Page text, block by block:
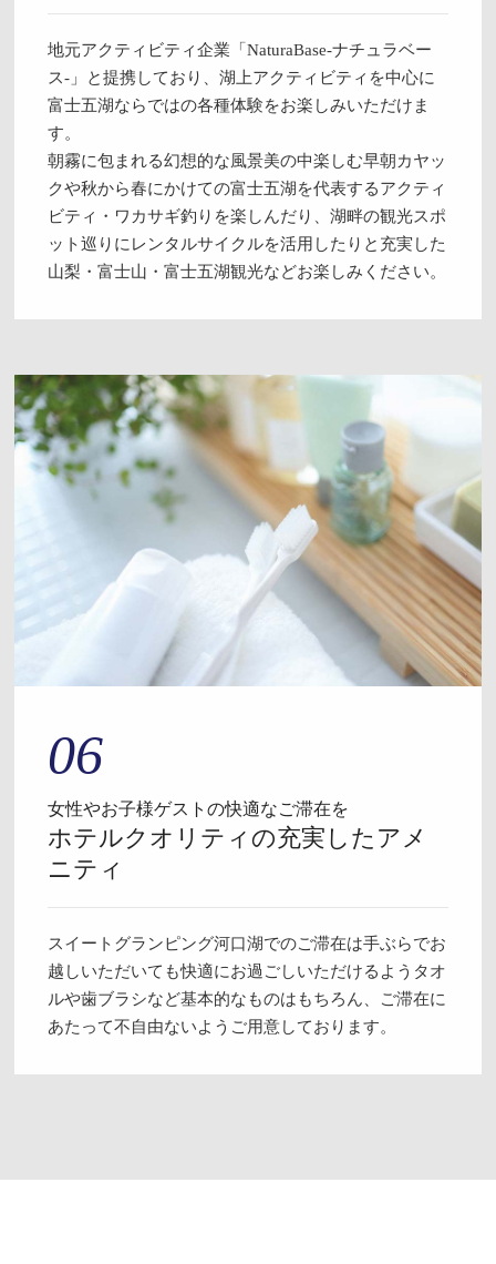
地元アクティビティ企業「NaturaBase-ナチュラベー
ス-」と提携しており、湖上アクティビティを中心に
富士五湖ならではの各種体験をお楽しみいただけま
す。
朝霧に包まれる幻想的な風景美の中楽しむ早朝カヤッ
クや秋から春にかけての富士五湖を代表するアクティ
ビティ・ワカサギ釣りを楽しんだり、湖畔の観光スポ
ット巡りにレンタルサイクルを活用したりと充実した
山梨・富士山・富士五湖観光などお楽しみください。
06
女性やお子様ゲストの快適なご滞在を
ホテルクオリティの充実したアメ
ニティ
スイートグランピング河口湖でのご滞在は手ぶらでお
越しいただいても快適にお過ごしいただけるようタオ
ルや歯ブラシなど基本的なものはもちろん、ご滞在に
あたって不自由ないようご用意しております。